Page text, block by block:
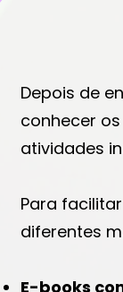
Depois de
conhecer
atividades
Para
diferentes
E-books